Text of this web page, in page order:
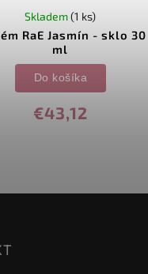
RaE Jasmín - sklo 30
ml
Skladem(1 ks)
€43,12
Do košíka